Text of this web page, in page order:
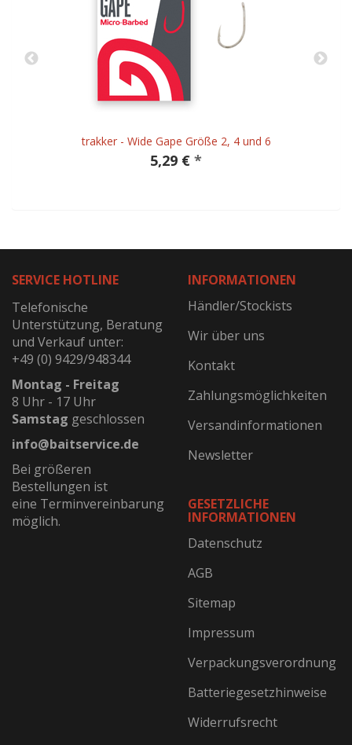
trakker - Wide Gape Größe 2, 4 und 6
5,29 € *
SERVICE HOTLINE
Telefonische
Unterstützung, Beratung
und Verkauf unter:
+49 (0) 9429/948344
Montag - Freitag
8 Uhr - 17 Uhr
Samstag geschlossen
info@baitservice.de
Bei größeren
Bestellungen ist
eine Terminvereinbarung
möglich.
INFORMATIONEN
Händler/Stockists
Wir über uns
Kontakt
Zahlungsmöglichkeiten
Versandinformationen
Newsletter
GESETZLICHE
INFORMATIONEN
Datenschutz
AGB
Sitemap
Impressum
Verpackungsverordnung
Batteriegesetzhinweise
Widerrufsrecht